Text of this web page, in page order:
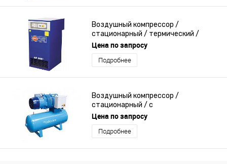
Воздушный компрессор /
стационарный / термический /
поршневый
Цена по запросу
Подробнее
Воздушный компрессор /
стационарный / с
электродвигателем / лопастный
Цена по запросу
Подробнее